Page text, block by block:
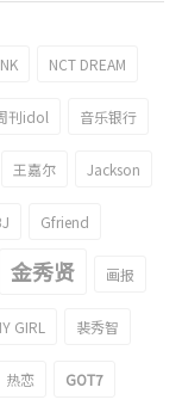
NCT DREAM
刊idol 音乐银行
王嘉尔 Jackson
Gfriend
金秀贤 画报
GIRL 裴秀智
热恋 GOT7